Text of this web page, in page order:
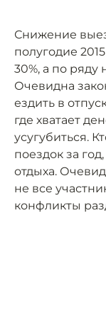
Снижение
полугодие
30%, а по
Очевидна
ездить в
где хватает
усугубиться.
поездок за
отдыха.
не все
конфликты